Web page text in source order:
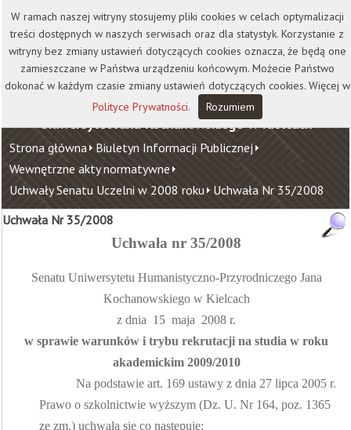
Kontakt Biblioteka
Wydawnictwo
Wirtualna Uczelnia
Uniwersytet Jana Kochanowskiego w Kielcach
Strona główna Biuletyn Informacji Publicznej
Wewnętrzne akty normatywne
Uchwały Senatu Uczelni w 2008 roku Uchwała Nr 35/2008
Uchwała Nr 35/2008
Uchwała nr 35/2008
Senatu Uniwersytetu Humanistyczno-Przyrodniczego Jana
Kochanowskiego w Kielcach
z dnia 15 maja 2008 r.
w sprawie warunków i trybu rekrutacji na studia w roku
akademickim 2009/2010
Na podstawie art. 169 ustawy z dnia 27 lipca 2005 r.
Prawo o szkolnictwie wyższym (Dz. U. Nr 164, poz. 1365
ze zm.) uchwala się co następuje:
W ramach naszej witryny stosujemy pliki cookies w celach optymalizacji
treści dostępnych w naszych serwisach oraz dla statystyk. Korzystanie z
witryny bez zmiany ustawień dotyczących cookies oznacza, że będą one
zamieszczane w Państwa urządzeniu końcowym. Możecie Państwo
dokonać w każdym czasie zmiany ustawień dotyczących cookies. Więcej w
Polityce Prywatności. Rozumiem